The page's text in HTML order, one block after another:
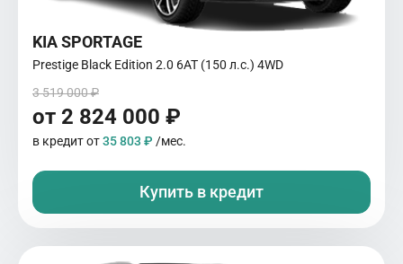
KIA SPORTAGE
Prestige Black Edition 2.0 6АТ (150 л.с.) 4WD
3 519 000 ₽
от 2 824 000 ₽
в кредит от35 803 ₽ /мес.
Купить в кредит